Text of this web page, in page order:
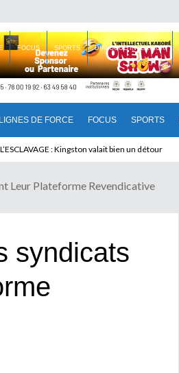
LIGNES DE FORCE FOCUS SPORTS
FOCUS SPORTS DIALOGUE INTERIEUR
: Kingston valait bien un détour
Leur Plateforme Revendicative
syndicats